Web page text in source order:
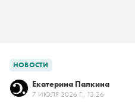
НОВОСТИ
Екатерина Палкина
7 ИЮЛЯ 2026 Г., 13:26